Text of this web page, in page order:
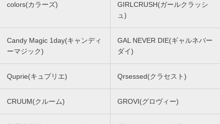
colors(カラーズ)
GIRLCRUSH(ガールクラッシ
ュ)
Candy Magic 1day(キャンディ
ーマジック)
GAL NEVER DIE(ギャルネバー
ダイ)
Quprie(キュプリエ) Qrsessed(クラセスト)
CRUUM(クルーム) GROVI(グロヴィー)